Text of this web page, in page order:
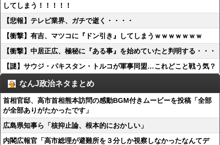
してしまう！！！！！
【悲報】テレビ業界、ガチで逝く・・・・
【衝撃】有吉、マツコに『ドン引き』してしまうｗｗｗｗｗｗｗ
【衝撃】中居正広、極秘に『ある事』を始めていたと判明する・・・
【謎】サウジ・パキスタン・トルコが軍事同盟…これどこと戦う気？
なんJ政治ネタまとめ
首相官邸、高市首相熊本訪問の感動BGM付きムービーを投稿「全部
が全部ありがたかったです」
広島県知事ら「核抑止論、根本的におかしい」
内閣広報官「高市総理が避難所を３分しか視察しなかったなんてデ